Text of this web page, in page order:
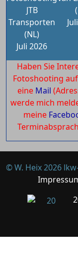
JTB
Transporten
(NL)
Juli 2026
Haben Sie
Fotoshooting
eine Mail
werde mich
meine
© W. Heix 2026